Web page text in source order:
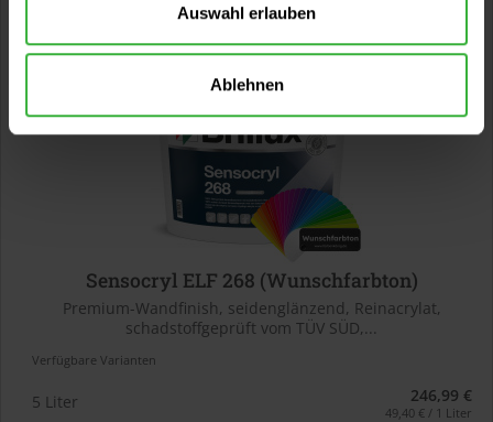
Auswahl erlauben
Ablehnen
Sensocryl ELF 268 (Wunschfarbton)
Premium-Wandfinish, seidenglänzend, Reinacrylat,
schadstoffgeprüft vom TÜV SÜD,...
Verfügbare Varianten
5 Liter 246,99 €
49,40 € / 1 Liter